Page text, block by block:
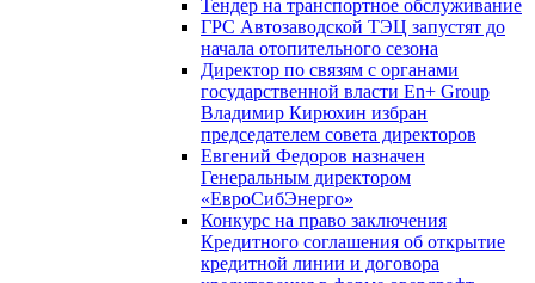
Тендер на транспортное обслуживание
ГРС Автозаводской ТЭЦ запустят до
начала отопительного сезона
Директор по связям с органами
государственной власти En+ Group
Владимир Кирюхин избран
председателем совета директоров
Евгений Федоров назначен
Генеральным директором
«ЕвроСибЭнерго»
Конкурс на право заключения
Кредитного соглашения об открытие
кредитной линии и договора